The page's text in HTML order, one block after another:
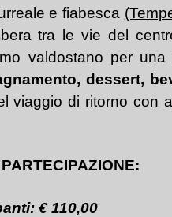
e fiabesca
tra le vie del
valdostano per una
dessert,
viaggio di ritornocon a
€ 110,00